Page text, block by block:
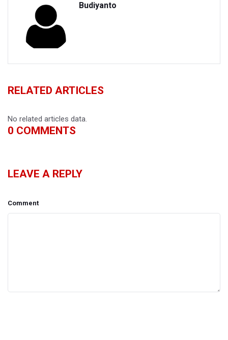
Budiyanto
RELATED ARTICLES
No related articles data.
0 COMMENTS
LEAVE A REPLY
Comment